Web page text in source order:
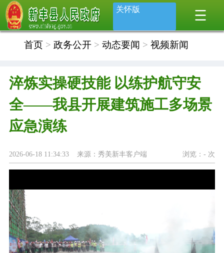
关怀版
首页> 政务公开> 动态要闻 > 视频新闻
淬炼实操硬技能 以练护航守安
全——我县开展建筑施工多场景
应急演练
浏览：- 次
2026-06-18 11:34:33 来源：秀美新丰客户端